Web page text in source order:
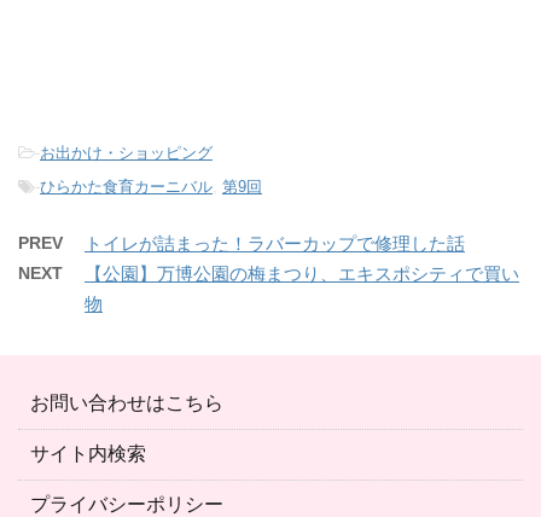
-お出かけ・ショッピング
-ひらかた食育カーニバル, 第9回
PREV トイレが詰まった！ラバーカップで修理した話
NEXT
【公園】万博公園の梅まつり、エキスポシティで買い
物
お問い合わせはこちら
サイト内検索
プライバシーポリシー